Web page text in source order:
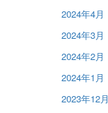
2024年4月
2024年3月
2024年2月
2024年1月
2023年12月